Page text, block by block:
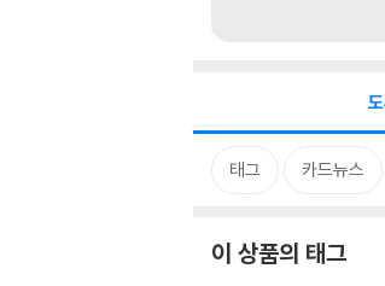
태그 카드뉴스
이 상품의 태그